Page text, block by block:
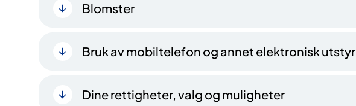
Blomster
Bruk av mobiltelefon og annet elektronisk utstyr
Dine rettigheter, valg og muligheter